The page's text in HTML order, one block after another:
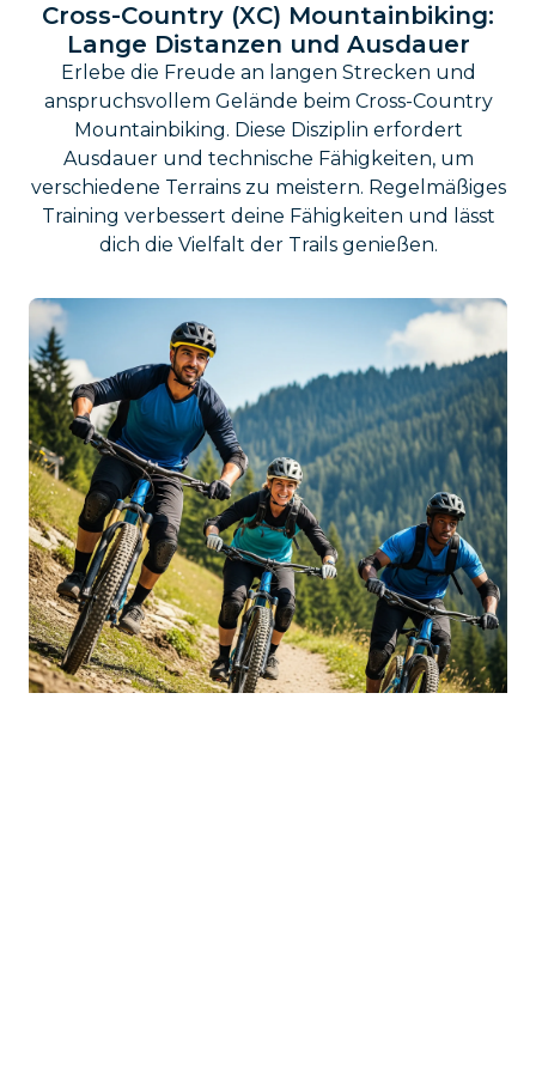
Cross-Country (XC) Mountainbiking:
Lange Distanzen und Ausdauer
Erlebe die Freude an langen Strecken und
anspruchsvollem Gelände beim Cross-Country
Mountainbiking. Diese Disziplin erfordert
Ausdauer und technische Fähigkeiten, um
verschiedene Terrains zu meistern. Regelmäßiges
Training verbessert deine Fähigkeiten und lässt
dich die Vielfalt der Trails genießen.